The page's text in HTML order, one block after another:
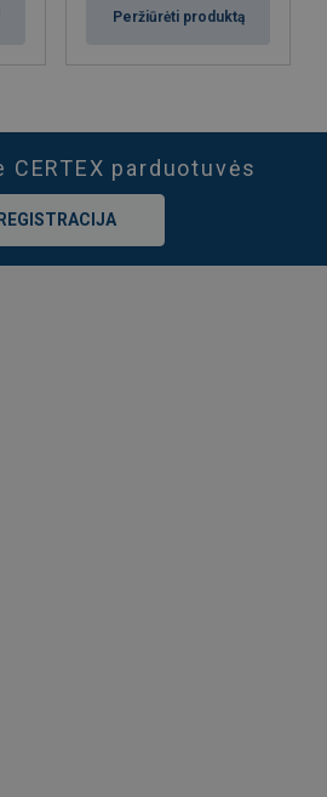
Peržiūrėti produktą
parduotuvės
REGISTRACIJA